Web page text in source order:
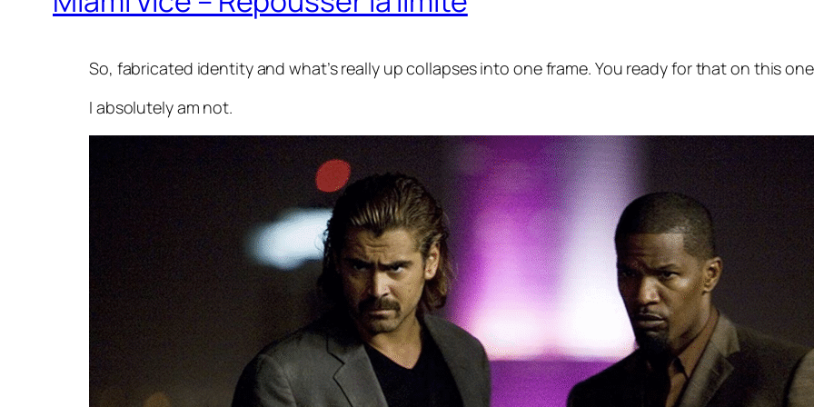
So, fabricated identity and what’s really up collapses into one frame. You ready for that on this one
I absolutely am not.